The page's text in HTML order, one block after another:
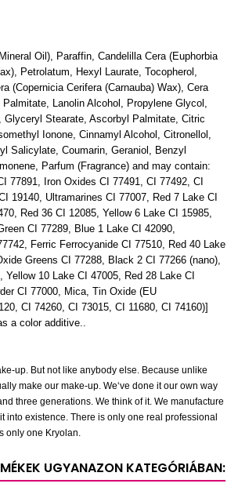
Oil), Paraffin, Candelilla Cera (Euphorbia
Petrolatum, Hexyl Laurate, Tocopherol,
(Copernicia Cerifera (Carnauba) Wax), Cera
Lanolin Alcohol, Propylene Glycol,
Glyceryl Stearate, Ascorbyl Palmitate, Citric
Ionone, Cinnamyl Alcohol, Citronellol,
Salicylate, Coumarin, Geraniol, Benzyl
Parfum (Fragrance) and may contain:
77891, Iron Oxides CI 77491, CI 77492, CI
19140, Ultramarines CI 77007, Red 7 Lake CI
Red 36 CI 12085, Yellow 6 Lake CI 15985,
CI 77289, Blue 1 Lake CI 42090,
Ferric Ferrocyanide CI 77510, Red 40 Lake
Greens CI 77288, Black 2 CI 77266 (nano),
Yellow 10 Lake CI 47005, Red 28 Lake CI
CI 77000, Mica, Tin Oxide (EU
CI 74260, CI 73015, CI 11680, CI 74160)]
a color additive..
up. But not like anybody else. Because unlike
make our make-up. We‘ve done it our own way
three generations. We think of it. We manufacture
into existence. There is only one real professional
only one Kryolan.
UGYANAZON KATEGÓRIÁBAN: